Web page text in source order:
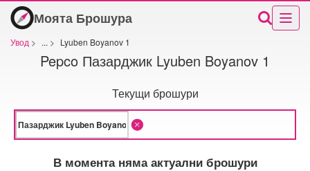
Моята Брошура
Увод > ... > Lyuben Boyanov 1
Pepco Пазарджик Lyuben Boyanov 1
Текущи брошури
В момента няма актуални брошури